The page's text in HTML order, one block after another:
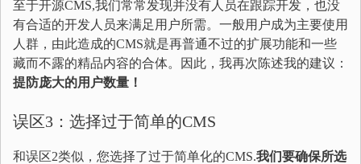
至于开源CMS,我们常常发现并没有人员在跟踪开发，也没
有合适的开发人员来满足用户所需。一般用户成为主要使用
人群，由此造成的CMS就是再普通不过的扩展功能和一些
藏而不露的精品内容的合体。因此，我再次陈述我的建议：
提防庞大的用户数量！
误区3：选择过于简单的CMS
和误区2类似，您选择了过于简单化的CMS.我们要确保所选